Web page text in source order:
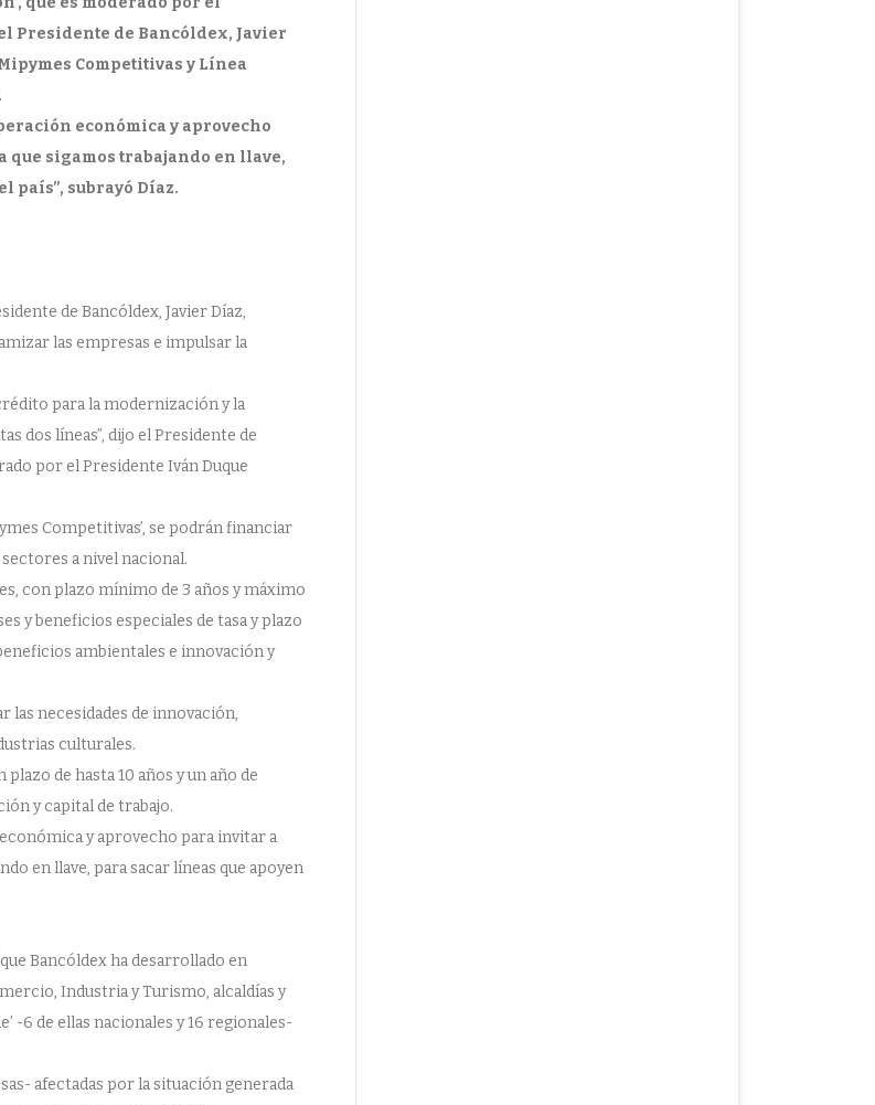
Presidente de Bancóldex, Javier
Competitivas y Línea
económica y aprovecho
sigamos trabajando en llave,
país”, subrayó Díaz.
de Bancóldex, Javier Díaz,
las empresas e impulsar la
para la modernización y la
dos líneas”, dijo el Presidente de
por el Presidente Iván Duque
Competitivas’, se podrán financiar
a nivel nacional.
con plazo mínimo de 3 años y máximo
y beneficios especiales de tasa y plazo
ambientales e innovación y
las necesidades de innovación,
culturales.
de hasta 10 años y un año de
y capital de trabajo.
y aprovecho para invitar a
en llave, para sacar líneas que apoyen
Bancóldex ha desarrollado en
Industria y Turismo, alcaldías y
-6 de ellas nacionales y 16 regionales-
afectadas por la situación generada